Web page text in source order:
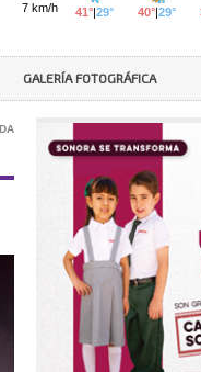
GALERÍA FOTOGRÁFICA